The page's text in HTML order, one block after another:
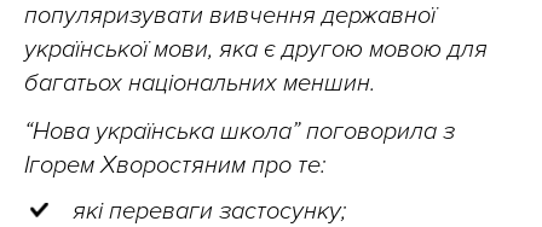
популяризувати вивчення державної
української мови, яка є другою мовою для
багатьох національних меншин.
“Нова українська школа” поговорила з
Ігорем Хворостяним про те:
які переваги застосунку;